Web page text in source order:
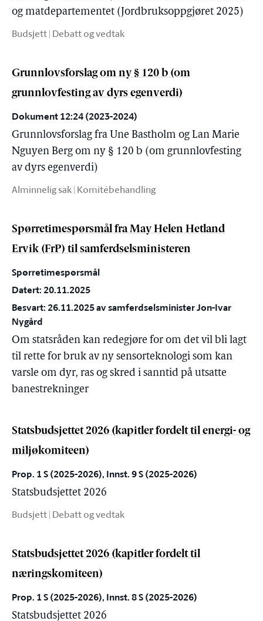
og matdepartementet (Jordbruksoppgjøret 2025)
Budsjett | Debatt og vedtak
Grunnlovsforslag om ny § 120 b (om
grunnlovfesting av dyrs egenverdi)
Dokument 12:24 (2023-2024)
Grunnlovsforslag fra Une Bastholm og Lan Marie
Nguyen Berg om ny § 120 b (om grunnlovfesting
av dyrs egenverdi)
Alminnelig sak | Komitébehandling
Spørretimespørsmål fra May Helen Hetland
Ervik (FrP) til samferdselsministeren
Spørretimespørsmål
Datert: 20.11.2025
Besvart: 26.11.2025 av samferdselsminister Jon-Ivar
Nygård
Om statsråden kan redegjøre for om det vil bli lagt
til rette for bruk av ny sensorteknologi som kan
varsle om dyr, ras og skred i sanntid på utsatte
banestrekninger
Statsbudsjettet 2026 (kapitler fordelt til energi- og
miljøkomiteen)
Prop. 1 S (2025-2026), Innst. 9 S (2025-2026)
Statsbudsjettet 2026
Budsjett | Debatt og vedtak
Statsbudsjettet 2026 (kapitler fordelt til
næringskomiteen)
Prop. 1 S (2025-2026), Innst. 8 S (2025-2026)
Statsbudsjettet 2026